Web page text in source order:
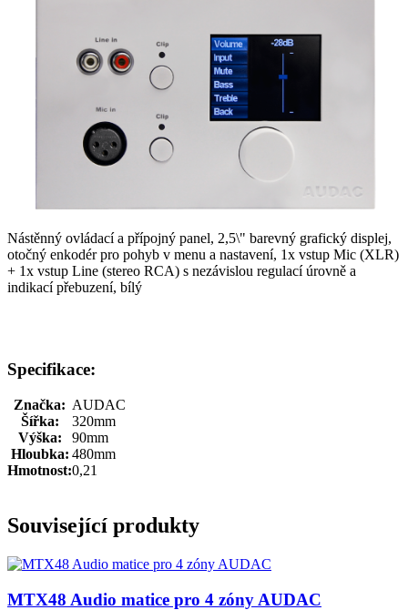
Nástěnný ovládací a přípojný panel, 2,5\" barevný grafický displej,
otočný enkodér pro pohyb v menu a nastavení, 1x vstup Mic (XLR)
+ 1x vstup Line (stereo RCA) s nezávislou regulací úrovně a
indikací přebuzení, bílý
Specifikace:
Značka: AUDAC
Šířka:
320mm
Výška:
90mm
Hloubka: 480mm
Hmotnost:0,21
Související produkty
MTX48 Audio matice pro 4 zóny AUDAC